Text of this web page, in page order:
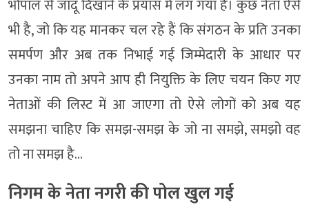
भोपाल से जादू दिखाने के प्रयास में लग गया है। कुछ नेता ऐसे
भी है, जो कि यह मानकर चल रहे हैं कि संगठन के प्रति उनका
समर्पण और अब तक निभाई गई जिम्मेदारी के आधार पर
उनका नाम तो अपने आप ही नियुक्ति के लिए चयन किए गए
नेताओं की लिस्ट में आ जाएगा तो ऐसे लोगों को अब यह
समझना चाहिए कि समझ-समझ के जो ना समझे, समझो वह
तो ना समझ है…
निगम के नेता नगरी की पोल खुल गई